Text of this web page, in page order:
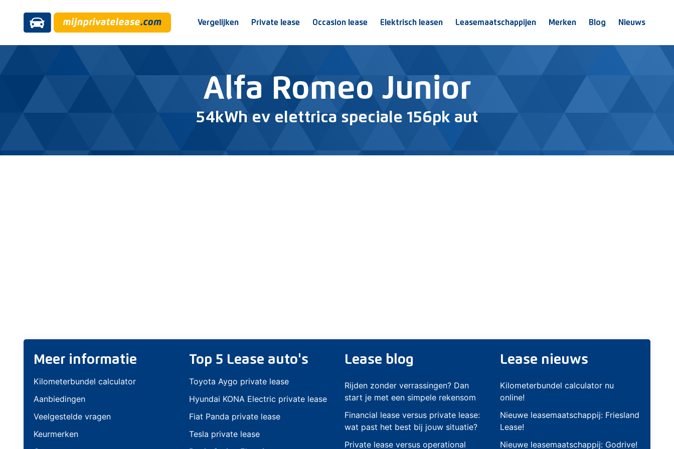
Vergelijken Private lease Occasion lease Elektrisch leasen Leasemaatschappijen Merken Blog Nieuws
Alfa Romeo Junior
54kWh ev elettrica speciale 156pk aut
Meer informatie
Kilometerbundel calculator
Aanbiedingen
Veelgestelde vragen
Keurmerken
Top 5 Lease auto's
Toyota Aygo private lease
Hyundai KONA Electric private lease
Fiat Panda private lease
Tesla private lease
Lease blog
Rijden zonder verrassingen? Dan
start je met een simpele rekensom
Financial lease versus private lease:
wat past het best bij jouw situatie?
Private lease versus operational
Lease nieuws
Kilometerbundel calculator nu
online!
Nieuwe leasemaatschappij: Friesland
Lease!
Nieuwe leasemaatschappij: Godrive!